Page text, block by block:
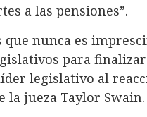
a las pensiones”.
que nunca es
para
legislativo al
la jueza Taylor Swain.